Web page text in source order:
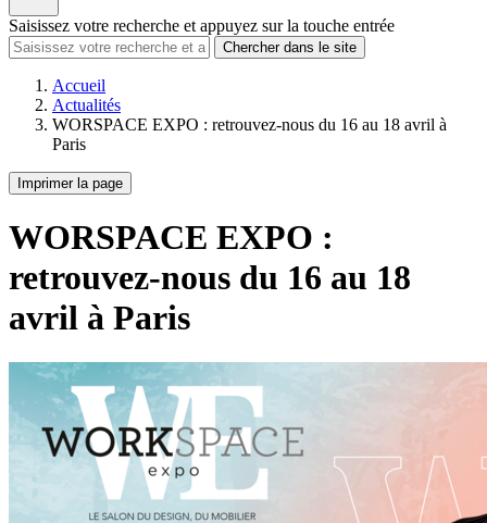
Saisissez votre recherche et appuyez sur la touche entrée
Accueil
Actualités
WORSPACE EXPO : retrouvez-nous du 16 au 18 avril à
Paris
Imprimer la page
WORSPACE EXPO :
retrouvez-nous du 16 au 18
avril à Paris